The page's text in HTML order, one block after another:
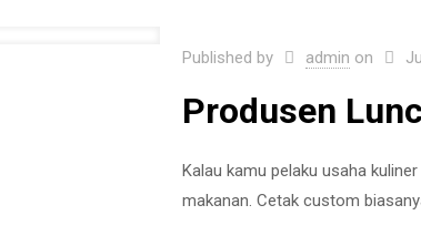
Published by admin on
Produsen
Kalau kamu pelaku usaha
makanan. Cetak custom